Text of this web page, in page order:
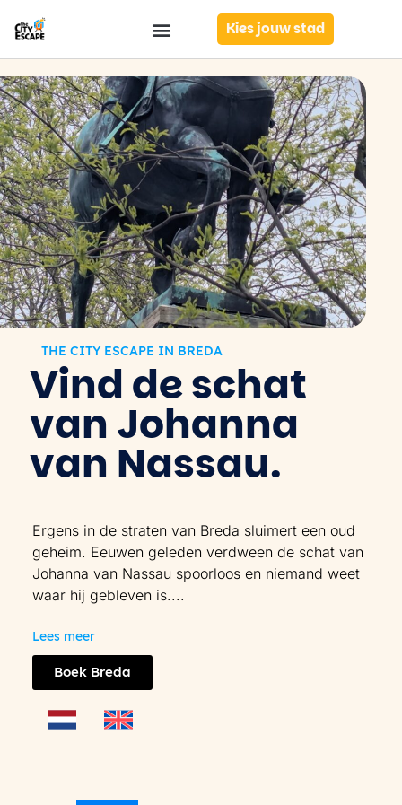
Kies jouw stad
THE CITY ESCAPE IN BREDA
Vind de schat
van Johanna
van Nassau.
Ergens in de straten van Breda sluimert een oud
geheim. Eeuwen geleden verdween de schat van
Johanna van Nassau spoorloos en niemand weet
waar hij gebleven is....
Lees meer
Boek Breda